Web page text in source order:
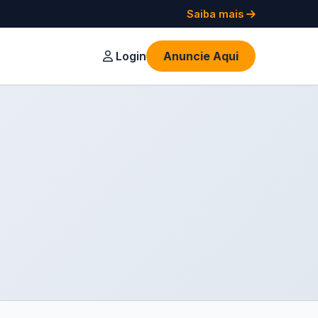
Saiba mais
Login Anuncie Aqui